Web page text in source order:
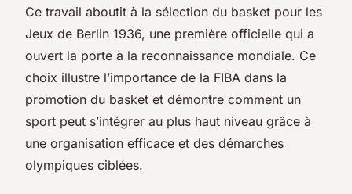
Ce travail aboutit à la sélection du basket pour les
Jeux de Berlin 1936, une première officielle qui a
ouvert la porte à la reconnaissance mondiale. Ce
choix illustre l’importance de la FIBA dans la
promotion du basket et démontre comment un
sport peut s’intégrer au plus haut niveau grâce à
une organisation efficace et des démarches
olympiques ciblées.